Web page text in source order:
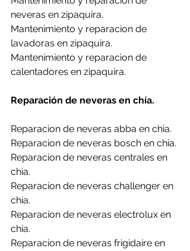
neveras en zipaquira.
Mantenimiento y reparacion de
lavadoras en zipaquira.
Mantenimiento y reparacion de
calentadores en zipaquira.
Reparación de neveras en chía.
Reparacion de neveras abba en chia.
Reparacion de neveras bosch en chia.
Reparacion de neveras centrales en
chia.
Reparacion de neveras challenger en
chia.
Reparacion de neveras electrolux en
chia.
Reparacion de neveras frigidaire en